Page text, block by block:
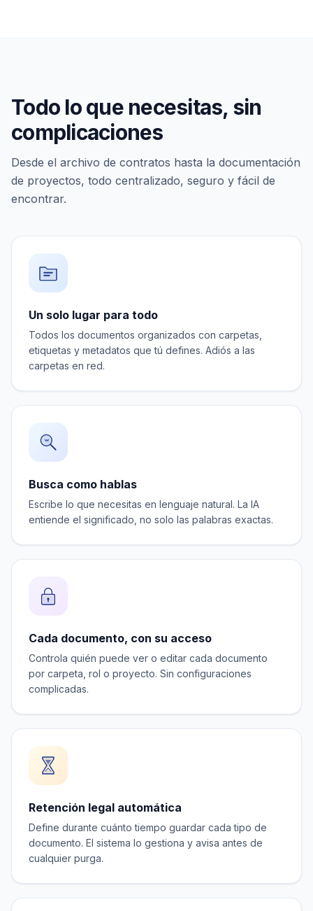
Todo lo que necesitas, sin
complicaciones
Desde el archivo de contratos hasta la documentación
de proyectos, todo centralizado, seguro y fácil de
encontrar.
Un solo lugar para todo
Todos los documentos organizados con carpetas,
etiquetas y metadatos que tú defines. Adiós a las
carpetas en red.
Busca como hablas
Escribe lo que necesitas en lenguaje natural. La IA
entiende el significado, no solo las palabras exactas.
Cada documento, con su acceso
Controla quién puede ver o editar cada documento
por carpeta, rol o proyecto. Sin configuraciones
complicadas.
Retención legal automática
Define durante cuánto tiempo guardar cada tipo de
documento. El sistema lo gestiona y avisa antes de
cualquier purga.